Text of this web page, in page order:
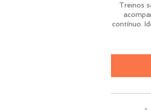
Treinos
contínuo.